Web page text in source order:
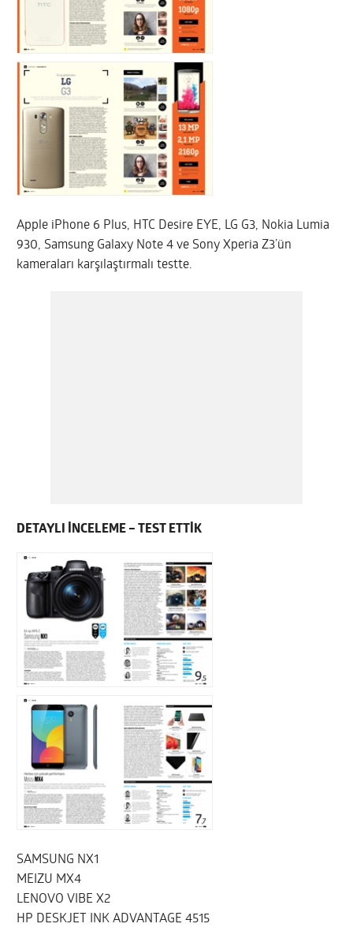
Apple iPhone 6 Plus, HTC Desire EYE, LG G3, Nokia Lumia
930, Samsung Galaxy Note 4 ve Sony Xperia Z3’ün
kameraları karşılaştırmalı testte.
DETAYLI İNCELEME – TEST ETTİK
SAMSUNG NX1
MEIZU MX4
LENOVO VIBE X2
HP DESKJET INK ADVANTAGE 4515